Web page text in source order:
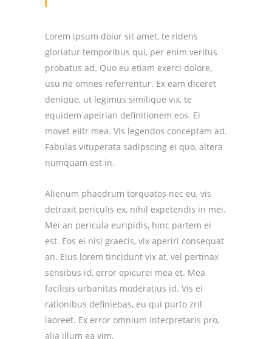
Lorem ipsum dolor sit amet, te ridens
gloriatur temporibus qui, per enim veritus
probatus ad. Quo eu etiam exerci dolore,
usu ne omnes referrentur. Ex eam diceret
denique, ut legimus similique vix, te
equidem apeirian definitionem eos. Ei
movet elitr mea. Vis legendos conceptam ad.
Fabulas vituperata sadipscing ei quo, altera
numquam est in.
Alienum phaedrum torquatos nec eu, vis
detraxit periculis ex, nihil expetendis in mei.
Mei an pericula euripidis, hinc partem ei
est. Eos ei nisl graecis, vix aperiri consequat
an. Eius lorem tincidunt vix at, vel pertinax
sensibus id, error epicurei mea et. Mea
facilisis urbanitas moderatius id. Vis ei
rationibus definiebas, eu qui purto zril
laoreet. Ex error omnium interpretaris pro,
alia illum ea vim.